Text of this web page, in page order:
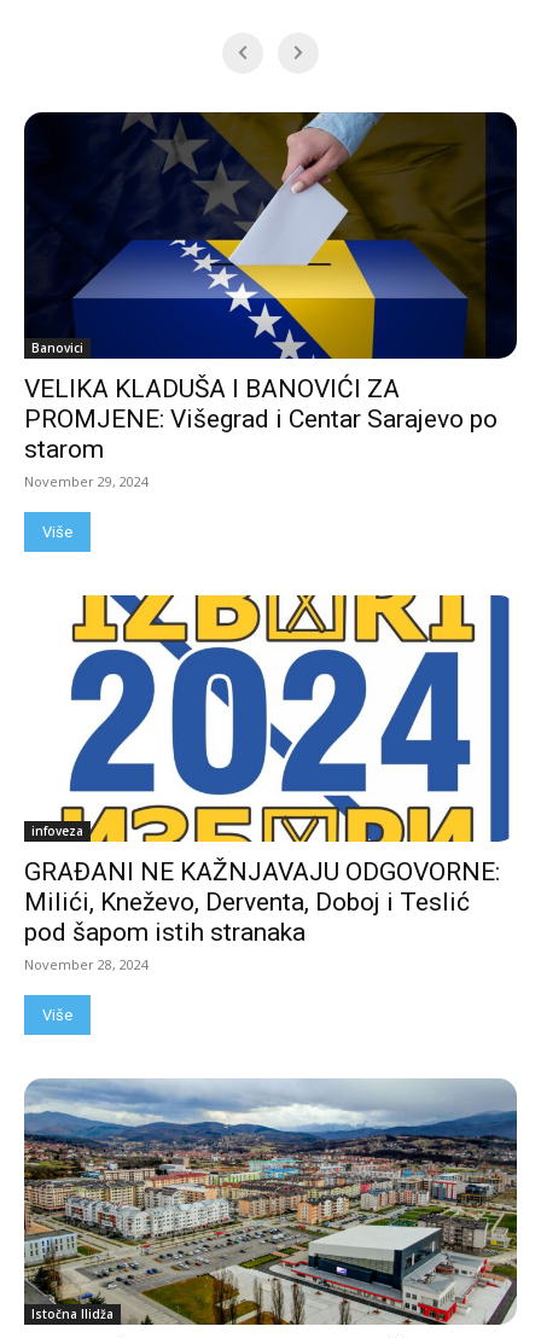
Banovici
VELIKA KLADUŠA I BANOVIĆI ZA
PROMJENE: Višegrad i Centar Sarajevo po
starom
November 29, 2024
Više
infoveza
GRAĐANI NE KAŽNJAVAJU ODGOVORNE:
Milići, Kneževo, Derventa, Doboj i Teslić
pod šapom istih stranaka
November 28, 2024
Više
Istočna Ilidža